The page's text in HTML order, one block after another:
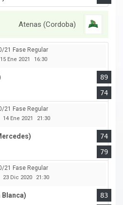
Atenas (Cordoba)
21 Fase Regular
15 Ene 2021 16:30
89
74
21 Fase Regular
14 Ene 2021 21:30
74
79
21 Fase Regular
23 Dic 2020 21:30
Blanca)
83